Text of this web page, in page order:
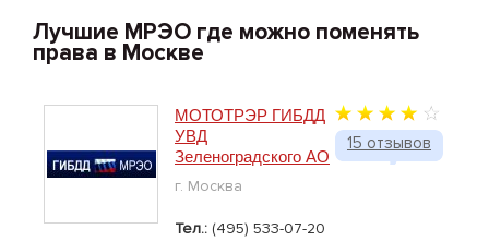
Лучшие МРЭО где можно поменять
права в Москве
15 отзывов
МОТОТРЭР ГИБДД
УВД
Зеленоградского АО
г. Москва
Тел.: (495) 533-07-20